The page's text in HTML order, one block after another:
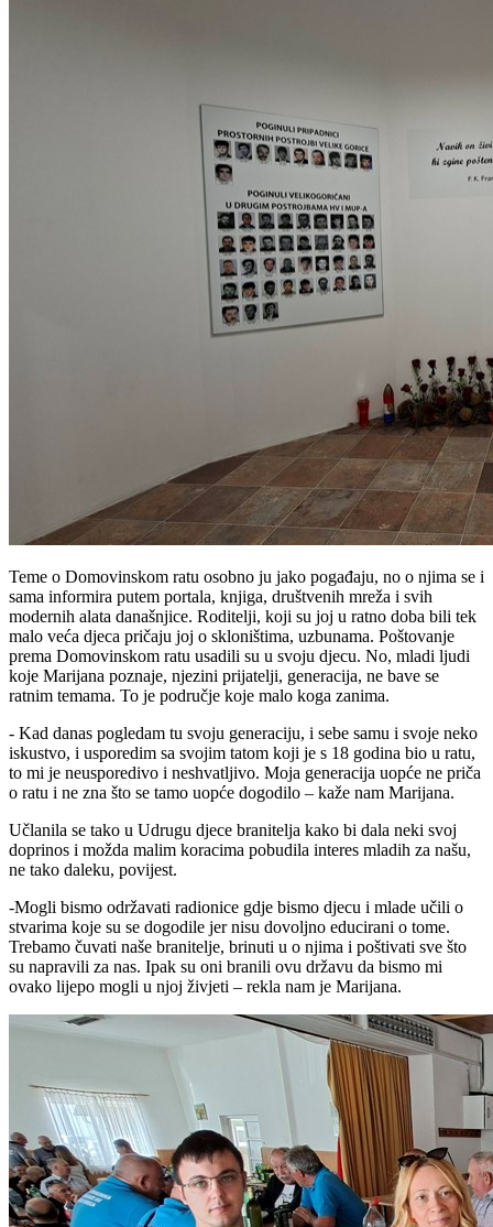
Teme o Domovinskom ratu osobno ju jako pogađaju, no o njima se i
sama informira putem portala, knjiga, društvenih mreža i svih
modernih alata današnjice. Roditelji, koji su joj u ratno doba bili tek
malo veća djeca pričaju joj o skloništima, uzbunama. Poštovanje
prema Domovinskom ratu usadili su u svoju djecu. No, mladi ljudi
koje Marijana poznaje, njezini prijatelji, generacija, ne bave se
ratnim temama. To je područje koje malo koga zanima.
- Kad danas pogledam tu svoju generaciju, i sebe samu i svoje neko
iskustvo, i usporedim sa svojim tatom koji je s 18 godina bio u ratu,
to mi je neusporedivo i neshvatljivo. Moja generacija uopće ne priča
o ratu i ne zna što se tamo uopće dogodilo – kaže nam Marijana.
Učlanila se tako u Udrugu djece branitelja kako bi dala neki svoj
doprinos i možda malim koracima pobudila interes mladih za našu,
ne tako daleku, povijest.
-Mogli bismo održavati radionice gdje bismo djecu i mlade učili o
stvarima koje su se dogodile jer nisu dovoljno educirani o tome.
Trebamo čuvati naše branitelje, brinuti u o njima i poštivati sve što
su napravili za nas. Ipak su oni branili ovu državu da bismo mi
ovako lijepo mogli u njoj živjeti – rekla nam je Marijana.